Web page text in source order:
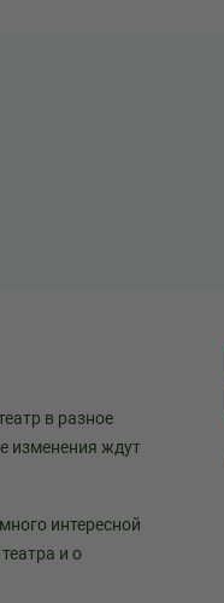
в разное
изменения ждут
интересной
и о